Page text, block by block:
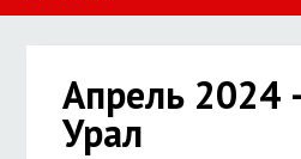
Апрель 2024
Урал